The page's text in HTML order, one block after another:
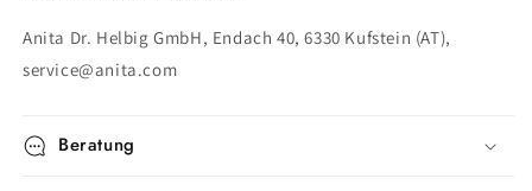
Anita Dr. Helbig GmbH, Endach 40, 6330 Kufstein (AT),
service@anita.com
Beratung